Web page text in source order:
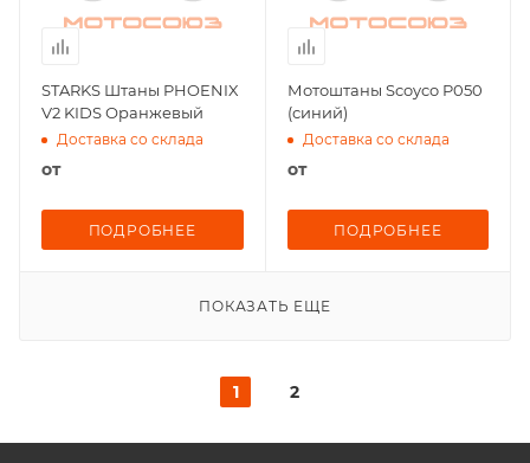
STARKS Штаны PHOENIX
V2 KIDS Оранжевый
Доставка со склада
от
ПОДРОБНЕЕ
Мотоштаны Scoyco P050
(синий)
Доставка со склада
от
ПОДРОБНЕЕ
ПОКАЗАТЬ ЕЩЕ
1 2